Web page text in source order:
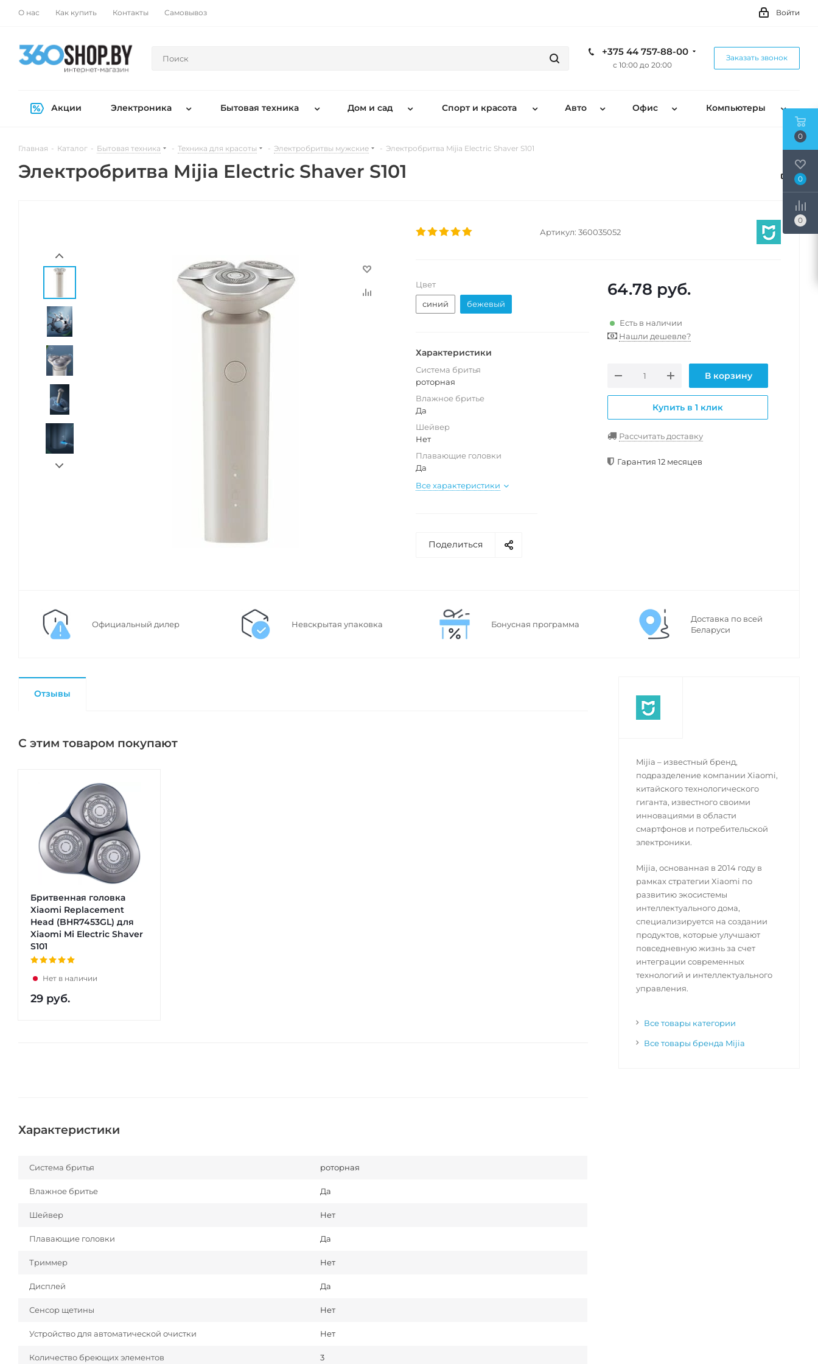
О нас Как купить Контакты Самовывоз Войти
+375 44 757-88-00
с 10:00 до 20:00
Заказать звонок
Акции Электроника Бытовая техника Дом и сад Спорт и красота Авто Офис Компьютеры
Главная - Каталог - Бытовая техника - Техника для красоты - Электробритвы мужские - Электробритва Mijia Electric Shaver S101
Электробритва Mijia Electric Shaver S101
Артикул: 360035052
Цвет
синий
бежевый
Характеристики
Система бритья
роторная
Влажное бритье
Да
Шейвер
Нет
Плавающие головки
Да
Все характеристики
64.78 руб.
Есть в наличии
Нашли дешевле?
В корзину
Купить в 1 клик
Рассчитать доставку
Гарантия 12 месяцев
Поделиться
Официальный дилер Невскрытая упаковка Бонусная программа
Доставка по всей
Беларуси
Отзывы
С этим товаром покупают
Бритвенная головка
Xiaomi Replacement
Head (BHR7453GL) для
Xiaomi Mi Electric Shaver
S101
Нет в наличии
29 руб.
Характеристики
Система бритья роторная
Влажное бритье Да
Шейвер Нет
Плавающие головки Да
Триммер Нет
Дисплей Да
Сенсор щетины Нет
Устройство для автоматической очистки Нет
Количество бреющих элементов 3
Mijia – известный бренд,
подразделение компании Xiaomi,
китайского технологического
гиганта, известного своими
инновациями в области
смартфонов и потребительской
электроники.
Mijia, основанная в 2014 году в
рамках стратегии Xiaomi по
развитию экосистемы
интеллектуального дома,
специализируется на создании
продуктов, которые улучшают
повседневную жизнь за счет
интеграции современных
технологий и интеллектуального
управления.
Все товары категории
Все товары бренда Mijia
0
0
0